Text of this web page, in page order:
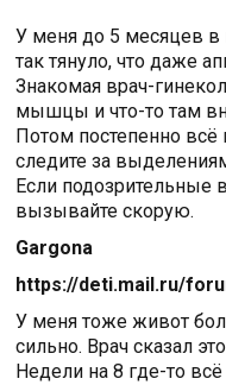
У меня до 5 месяцев в
так тянуло, что даже
Знакомая врач-
мышцы и что-то там
Потом постепенно
следите за
Если подозрительные
вызывайте скорую.
Gargona
https://deti.mail.ru/
У меня тоже живот
сильно. Врач сказал
Недели на 8 где-то